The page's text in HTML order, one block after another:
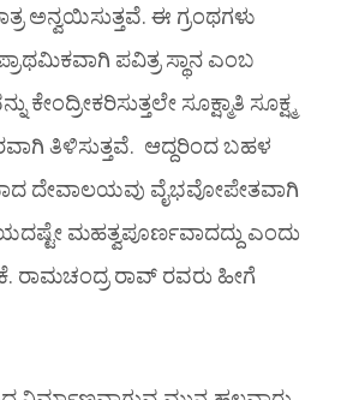
ಅನ್ವಯಿಸುತ್ತವೆ. ಈ ಗ್ರಂಥಗಳು
ಪವಿತ್ರ ಸ್ಥಾನ ಎಂಬ
ಸೂಕ್ಷ್ಮಾತಿ ಸೂಕ್ಷ್ಮ
ತಿಳಿಸುತ್ತವೆ. ಆದ್ದರಿಂದ ಬಹಳ
ದೇವಾಲಯವು ವೈಭವೋಪೇತವಾಗಿ
ಮಹತ್ವಪೂರ್ಣವಾದದ್ದು ಎಂದು
ರಾಮಚಂದ್ರ ರಾವ್ ರವರು ಹೀಗೆ